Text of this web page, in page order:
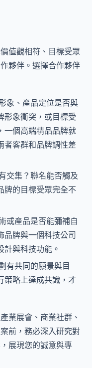
值觀相符、目標受眾
夥伴。選擇合作夥伴
象、產品定位是否與
形象衝突，或目標受
一個高端精品品牌就
者客群和品牌調性差
交集？聯名能否觸及
牌的目標受眾完全不
或產品是否能彌補自
品牌與一個科技公司
與科技功能。
有共同的願景與目
策略上達成共識，才
業展會、商業社群、
前，務必深入研究對
展現您的誠意與專